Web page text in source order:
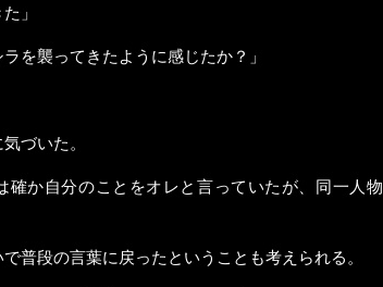
」
を襲ってきたように感じたか？」
づいた。
確か自分のことをオレと言っていたが、同一人
普段の言葉に戻ったということも考えられる。